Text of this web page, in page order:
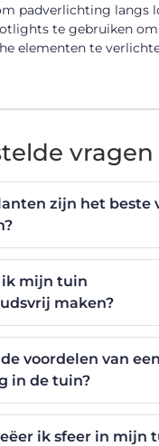
padverlichting langs
te gebruiken
elementen te
vragen
zijn het beste
ik mijn tuin
maken?
voordelen van een
in de tuin?
ik sfeer in mijn